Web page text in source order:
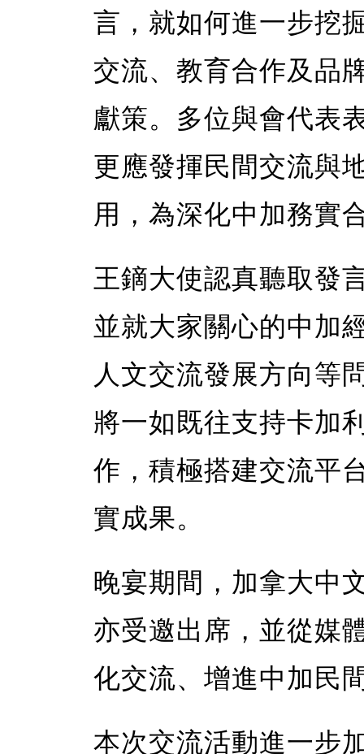
言，就如何進一步挖
交流、教育合作及品
獻策。多位與會代表
更應發揮民間交流與
用，為深化中加務實
王鏑大使認真聽取發
並就大家關心的中加
人文交流發展方向等
將一如既往支持卡加
作，積極搭建交流平
實成果。
晚宴期間，加拿大中
亦受邀出席，並從媒
化交流、增進中加民
本次交流活動進一步